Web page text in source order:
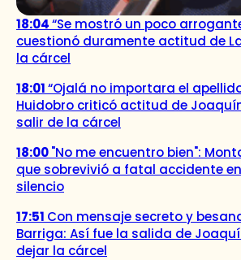
18:04“Se mostró un poco
cuestionó duramente actitud de
la cárcel
18:01“Ojalá no importara el
Huidobro criticó actitud de
salir de la cárcel
18:00"No me encuentro bien":
que sobrevivió a fatal accidente
silencio
17:51 Con mensaje secreto y
Barriga: Así fue la salida de
dejar la cárcel